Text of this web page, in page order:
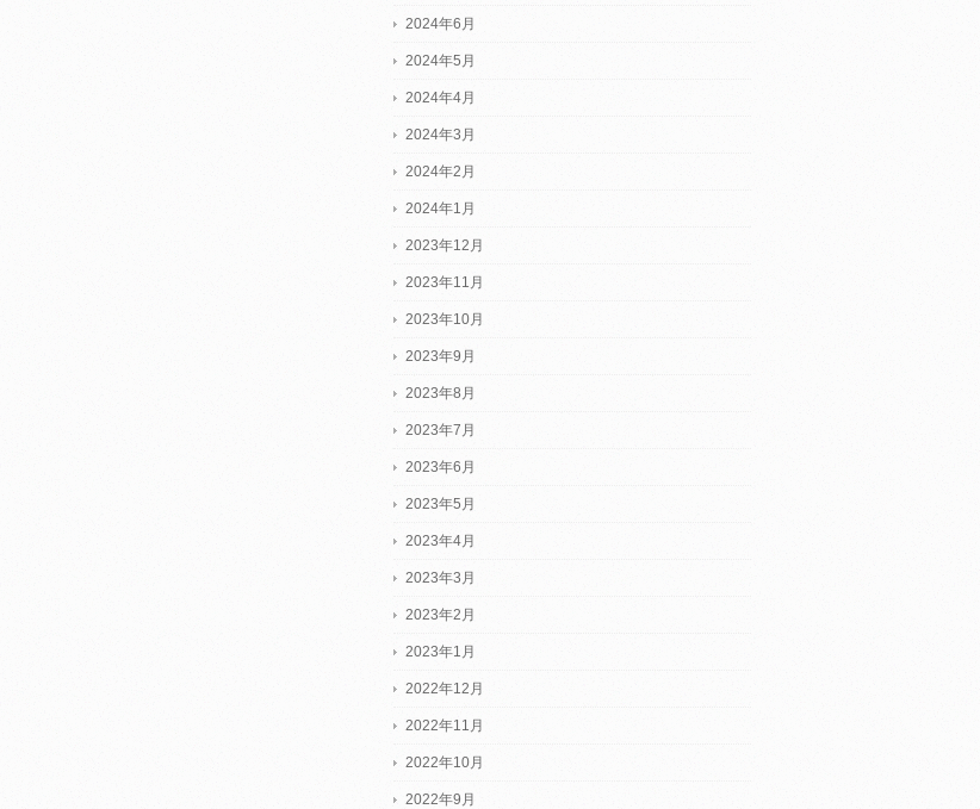
2024年6月
2024年5月
2024年4月
2024年3月
2024年2月
2024年1月
2023年12月
2023年11月
2023年10月
2023年9月
2023年8月
2023年7月
2023年6月
2023年5月
2023年4月
2023年3月
2023年2月
2023年1月
2022年12月
2022年11月
2022年10月
2022年9月